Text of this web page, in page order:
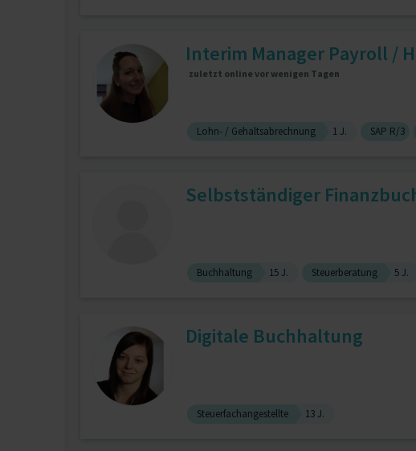
Interim Manager Payroll /
zuletzt online vor wenigen Tagen
Lohn- / Gehaltsabrechnung 1 J. SAP R/3
Selbstständiger
Buchhaltung 15 J. Steuerberatung 5 J.
Digitale Buchhaltung
Steuerfachangestellte 13 J.